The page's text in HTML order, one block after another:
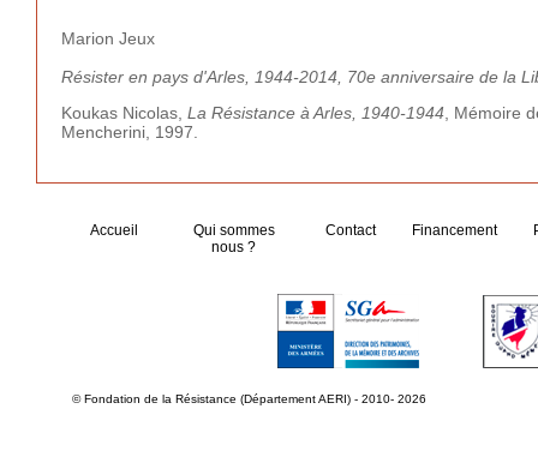
Marion Jeux
Résister en pays d'Arles, 1944-2014, 70e anniversaire de la
Koukas Nicolas, La Résistance à Arles, 1940-1944 , Mémoire
Mencherini, 1997.
Accueil
Qui sommes
nous ?
Contact Financement
© Fondation de la Résistance (Département AERI) - 2010- 2026